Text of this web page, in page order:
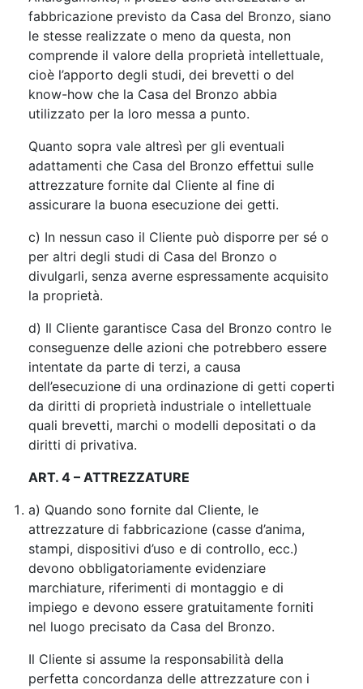
fabbricazione previsto da Casa del Bronzo, siano
le stesse realizzate o meno da questa, non
comprende il valore della proprietà intellettuale,
cioè l’apporto degli studi, dei brevetti o del
know-how che la Casa del Bronzo abbia
utilizzato per la loro messa a punto.
Quanto sopra vale altresì per gli eventuali
adattamenti che Casa del Bronzo effettui sulle
attrezzature fornite dal Cliente al fine di
assicurare la buona esecuzione dei getti.
c) In nessun caso il Cliente può disporre per sé o
per altri degli studi di Casa del Bronzo o
divulgarli, senza averne espressamente acquisito
la proprietà.
d) Il Cliente garantisce Casa del Bronzo contro le
conseguenze delle azioni che potrebbero essere
intentate da parte di terzi, a causa
dell’esecuzione di una ordinazione di getti coperti
da diritti di proprietà industriale o intellettuale
quali brevetti, marchi o modelli depositati o da
diritti di privativa.
ART. 4 – ATTREZZATURE
a) Quando sono fornite dal Cliente, le
attrezzature di fabbricazione (casse d’anima,
stampi, dispositivi d’uso e di controllo, ecc.)
devono obbligatoriamente evidenziare
marchiature, riferimenti di montaggio e di
impiego e devono essere gratuitamente forniti
nel luogo precisato da Casa del Bronzo.
Il Cliente si assume la responsabilità della
perfetta concordanza delle attrezzature con i